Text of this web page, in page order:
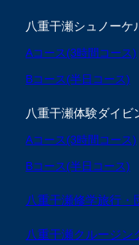
八重干瀬シュノーケ
Aコース(3時間コース)
Bコース(半日コース)
八重干瀬体験ダイ
Aコース(3時間コース)
Bコース(半日コース)
八重干瀬修学旅行・
八重干瀬クルージン